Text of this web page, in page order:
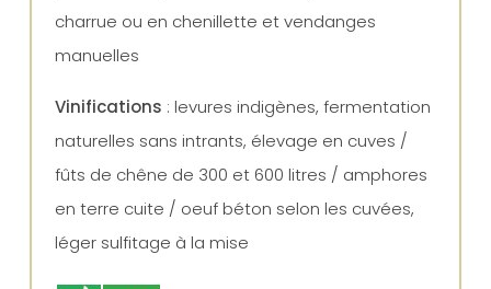
charrue ou en chenillette et vendanges
manuelles
Vinifications : levures indigènes, fermentation
naturelles sans intrants, élevage en cuves /
fûts de chêne de 300 et 600 litres / amphores
en terre cuite / oeuf béton selon les cuvées,
léger sulfitage à la mise